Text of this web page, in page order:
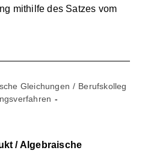
mithilfe des Satzes vom
Gleichungen / Berufskolleg
/ Algebraische